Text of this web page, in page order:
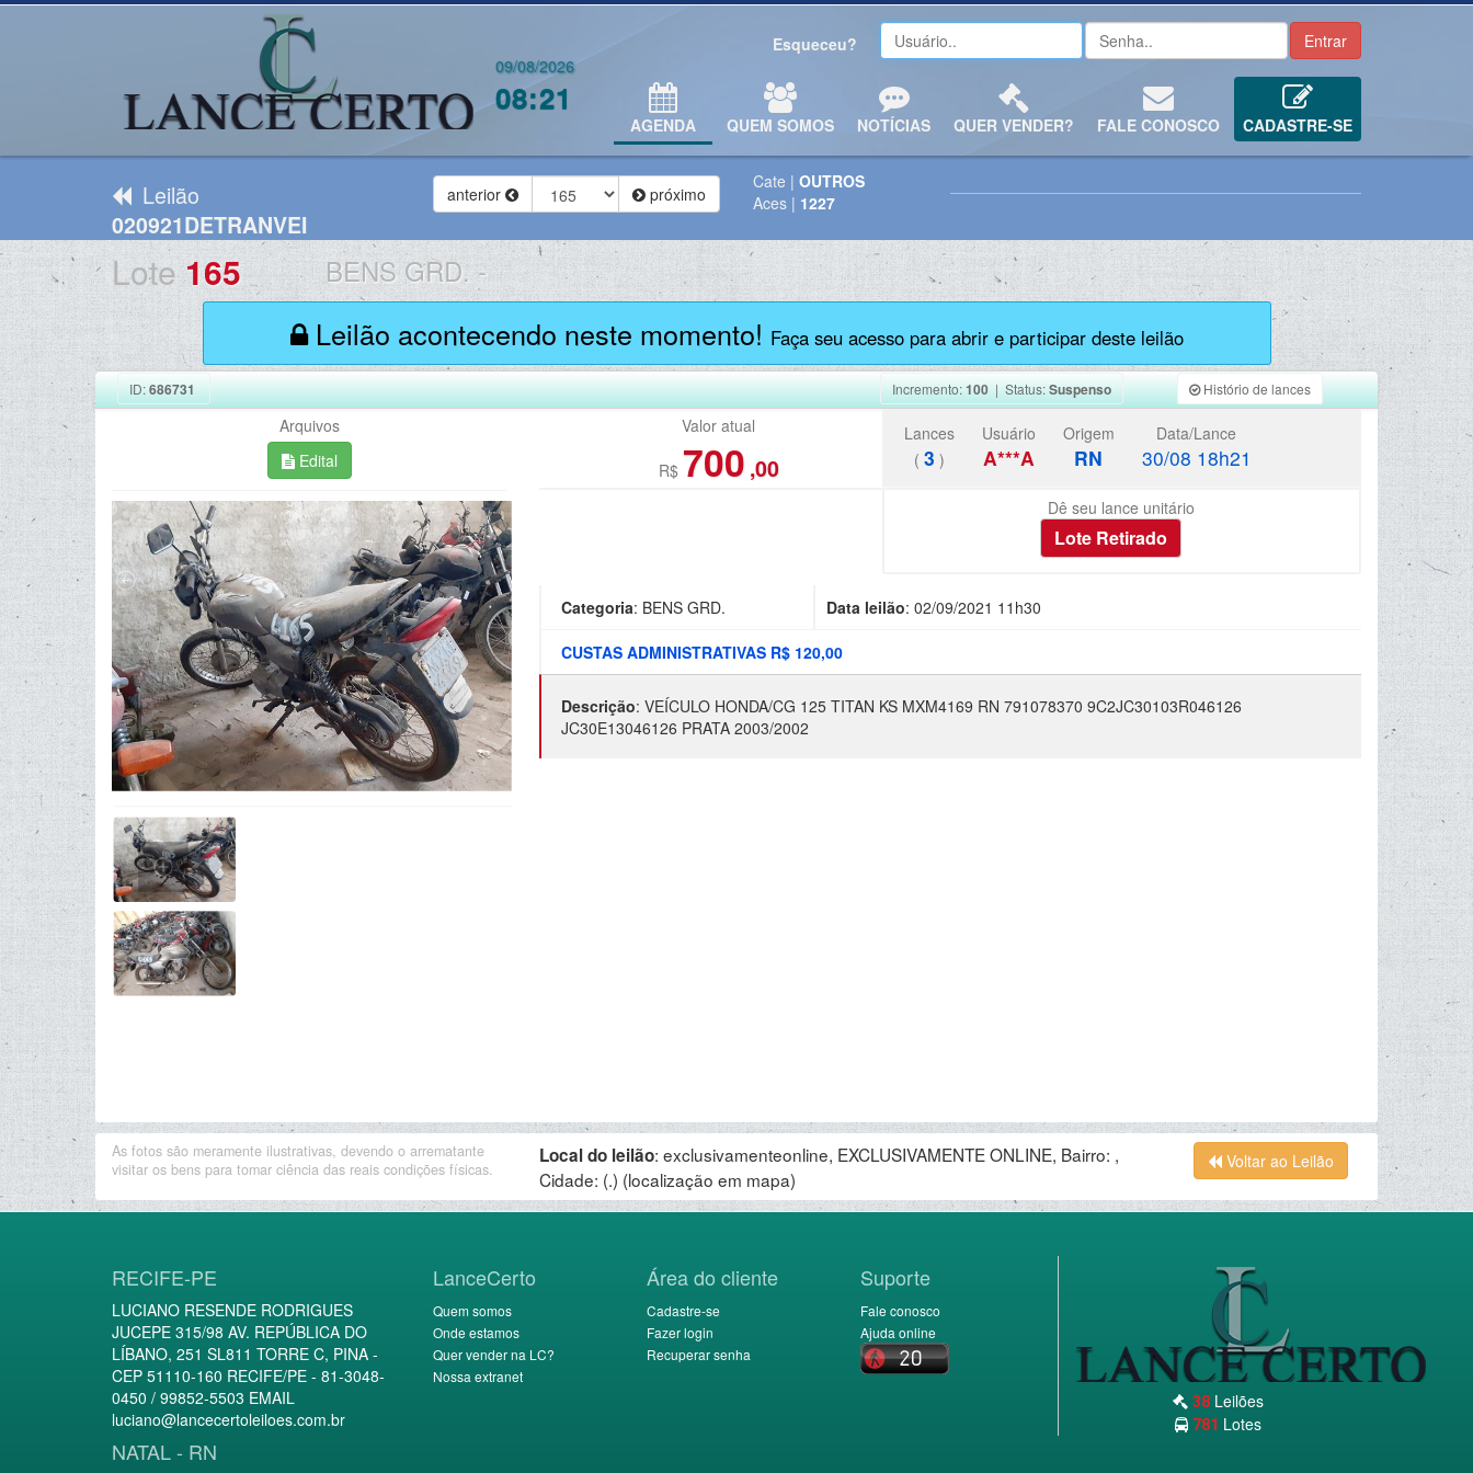
09/08/2026
08:21
Esqueceu?
AGENDA QUEM SOMOS NOTÍCIAS QUER VENDER? FALE CONOSCO CADASTRE-SE
Leilão
020921DETRANVEI
anterior próximo
Cate | OUTROS
Aces | 1227
Lote165 BENS GRD. -
Leilão acontecendo neste momento! Faça seu acesso para abrir e participar deste leilão
ID:686731 Incremento:100| Status:Suspenso Histório de lances
Arquivos
Edital
Valor atual
R$ 700 ,00
Lances
( 3 )
Usuário
A***A
Origem
RN
Data/Lance
30/08 18h21
Dê seu lance unitário
Categoria: BENS GRD. Data leilão: 02/09/2021 11h30
CUSTAS ADMINISTRATIVAS R$ 120,00
Descrição: VEÍCULO HONDA/CG 125 TITAN KS MXM4169 RN 791078370 9C2JC30103R046126
JC30E13046126 PRATA 2003/2002
As fotos são meramente ilustrativas, devendo o arrematante
visitar os bens para tomar ciência das reais condições físicas.
Local do leilão: exclusivamenteonline, EXCLUSIVAMENTE ONLINE, Bairro: ,
Cidade: (.) (localização em mapa)
Voltar ao Leilão
RECIFE-PE
LUCIANO RESENDE RODRIGUES
JUCEPE 315/98 AV. REPÚBLICA DO
LÍBANO, 251 SL811 TORRE C, PINA -
CEP 51110-160 RECIFE/PE - 81-3048-
0450 / 99852-5503 EMAIL
luciano@lancecertoleiloes.com.br
NATAL - RN
LanceCerto
Quem somos
Onde estamos
Quer vender na LC?
Nossa extranet
Área do cliente
Cadastre-se
Fazer login
Recuperar senha
Suporte
Fale conosco
Ajuda online
38Leilões
781 Lotes